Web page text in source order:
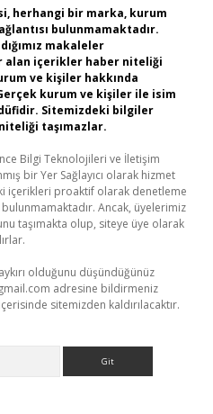
herhangi bir marka, kurum
bulunmamaktadır.
makaleler
alan içerikler haber niteliği
ve kişiler hakkında
kurum ve kişiler ile isim
Sitemizdeki bilgiler
taşımazlar.
Bilgi Teknolojileri ve İletişim
bir Yer Sağlayıcı olarak hizmet
içerikleri proaktif olarak denetleme
Ancak, üyelerimiz
taşımakta olup, siteye üye olarak
olduğunu düşündüğünüz
adresine bildirmeniz
sitemizden kaldırılacaktır.